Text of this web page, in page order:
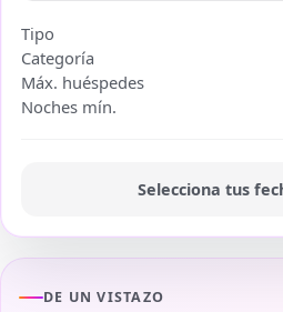
DE UN VISTAZO
Tipo
Categoría
Máx. huéspedes
Noches mín.
Selecciona tus